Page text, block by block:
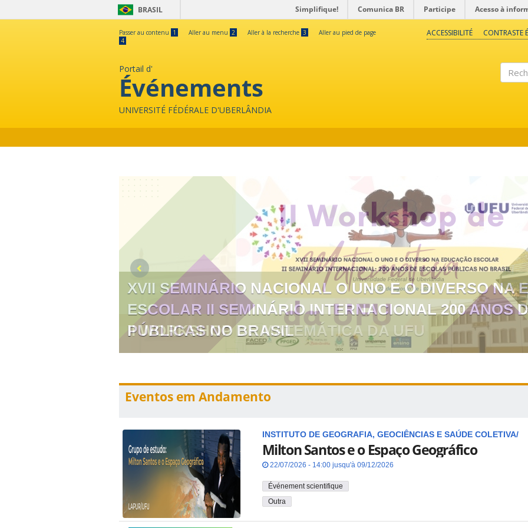
BRASIL Simplifique! Comunica BR Participe Acesso à
Passer au contenu 1 Aller au menu 2 Aller à la recherche 3
Aller au pied de page
4
ACCESSIBILITÉ CONTRASTE
Portail d'
Événements
UNIVERSITÉ FÉDÉRALE D'UBERLÂNDIA
XVII SEMINÁRIO NACIONAL O UNO E O DIVERSO NA
ESCOLAR II SEMINÁRIO INTERNACIONAL 200 ANOS
PÚBLICAS NO BRASIL
Eventos em Andamento
INSTITUTO DE GEOGRAFIA, GEOCIÊNCIAS E SAÚDE COLETIVA/
Milton Santos e o Espaço Geográfico
22/07/2026 - 14:00 jusqu'à 09/12/2026
Événement scientifique
Outra